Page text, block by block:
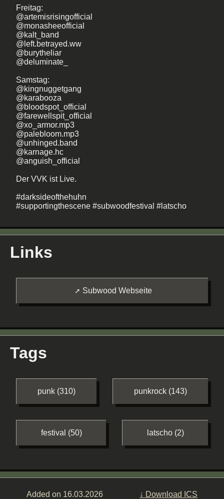
Freitag:
@artemisrisingofficial
@monasheeofficial
@kalt_band
@left.betrayed.ww
@burytheliar
@deluminate_
Samstag:
@kingnuggetgang
@karabooza
@bloodspot_official
@farewellspit_official
@xo_armor.mp3
@palebloom.mp3
@unhinged.band
@karnage.hc
@anguish_official
Der VVK ist Live.
#darksideofthehuhn
#supportingthescene #subwoodfestival #latscho
Links
Subwood Webseite
Tags
punk (310) punkrock (143)
festival (50) latscho (2)
Added on 16.03.2026 ↓ Download ICS